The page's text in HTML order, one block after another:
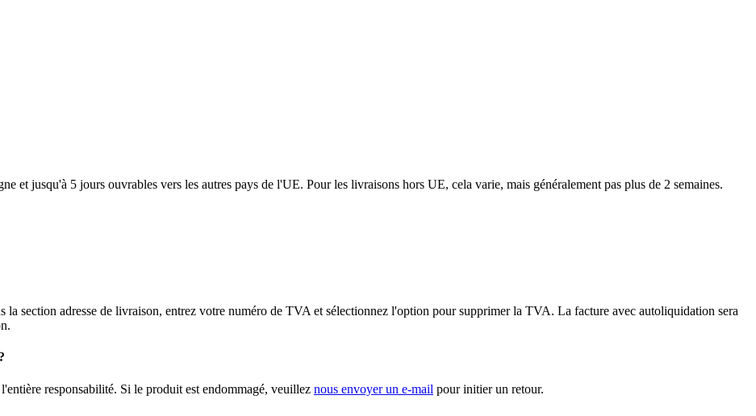
et jusqu'à 5 jours ouvrables vers les autres pays de l'UE. Pour les livraisons hors UE, cela varie, mais généralement pas plus de 2 semaines.
section adresse de livraison, entrez votre numéro de TVA et sélectionnez l'option pour supprimer la TVA. La facture avec autoliquidation sera
responsabilité. Si le produit est endommagé, veuillez nous envoyer un e-mail pour initier un retour.